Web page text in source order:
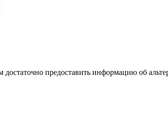
предоставить информацию об